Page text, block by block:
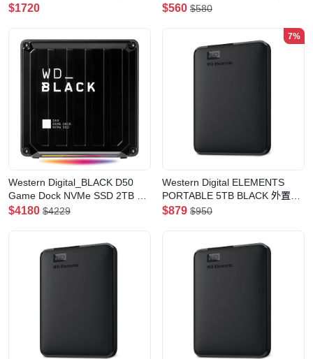
(WDBA3P0080HBK)(8TB)
$1720
(WDBA2W0020BBK)(2TB)
$560 $580
Western Digital_BLACK D50
Game Dock NVMe SSD 2TB 外
置硬碟(WDBA3U0020BBK)
$4180 $4229
7%
Western Digital ELEMENTS
PORTABLE 5TB BLACK 外置硬
碟 (WDBU6Y0050BBK-CESN)
$879 $950